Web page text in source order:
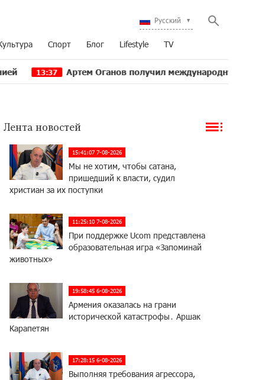
Русский
Спорт Блог Lifestyle TV
Артем Оганов получил международную госпремию
Лента новостей
15:41:07 7-08-2026
Мы не хотим, чтобы сатана,
пришедший к власти, судил
христиан за их поступки
11:25:10 7-08-2026
При поддержке Ucom представлена
образовательная игра «Запоминай
животных»
19:58:45 6-08-2026
Армения оказалась на грани
исторической катастрофы․ Аршак
Карапетян
17:28:15 6-08-2026
Выполняя требования агрессора,